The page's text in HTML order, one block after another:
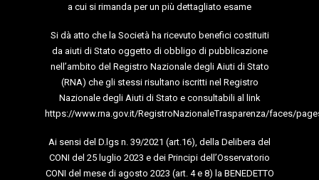
a cui si rimanda per un più dettagliato esame
Si dà atto che la Società ha ricevuto benefici costituiti
da aiuti di Stato oggetto di obbligo di pubblicazione
nell’ambito del Registro Nazionale degli Aiuti di Stato
(RNA) che gli stessi risultano iscritti nel Registro
Nazionale degli Aiuti di Stato e consultabili al link
https://www.rna.gov.it/RegistroNazionaleTrasparenza/faces/
Ai sensi del D.lgs n. 39/2021 (art.16), della Delibera del
CONI del 25 luglio 2023 e dei Principi dell’Osservatorio
CONI del mese di agosto 2023 (art. 4 e 8) la BENEDETTO